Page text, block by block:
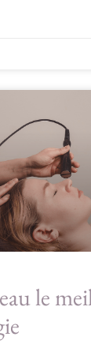
le